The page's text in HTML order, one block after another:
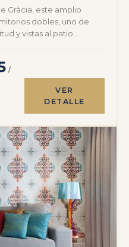
Gràcia, este amplio
dobles, uno de
y vistas al patio…
/
VER
DETALLE